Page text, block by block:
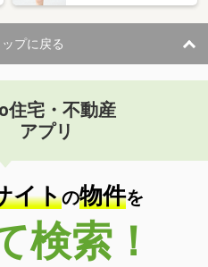
プに戻る
住宅・不動産
アプリ
イトの物件を
検索！